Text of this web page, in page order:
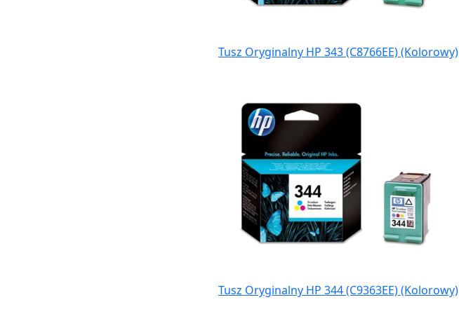
Tusz Oryginalny HP 343 (C8766EE) (Kolorowy)
Tusz Oryginalny HP 344 (C9363EE) (Kolorowy)